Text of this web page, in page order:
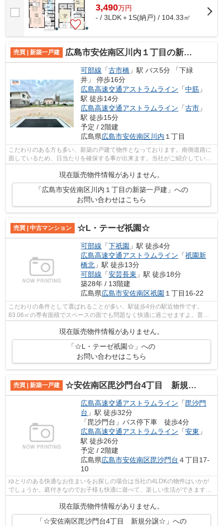
3,490万円
- / 3LDK＋1S(納戸) / 104.33㎡
売買 | 新築一戸建 広島市安佐南区川内１丁目の新築一戸建
可部線 「古市橋 」駅 バス5分 「下緑
井」 停歩16分
広島高速交通アストラムライン 「中筋 」
駅 徒歩14分
広島高速交通アストラムライン 「古市 」
駅 徒歩15分
予定 / 2階建
広島県広島市安佐南区川内 １丁目
こだわりのある方も多い、新築の戸建て物件となっております。南側道路に
面しているため、日当たりを確保する事が出来ます。当社がご紹介している
物件なら、きっと満足していただける...
現在販売物件情報がありません。
「広島市安佐南区川内１丁目の新築一戸建」への
お問い合わせはこちら
売買 | 中古マンション ☆L・テーゼ祇園☆
可部線 「下祇園 」駅 徒歩4分
広島高速交通アストラムライン 「祇園新
橋北 」駅 徒歩13分
可部線 「安芸長束 」駅 徒歩18分
築28年 / 13階建
広島県広島市安佐南区祇園 １丁目16-22
こだわりの条件として選ばれることが多い、駅徒歩4分の駅近物件です。
83.06㎡の専有面積でスペースの面でも問題なく快適に過ごせますよ。普段
現在販売物件情報がありません。
「☆L・テーゼ祇園☆」への
お問い合わせはこちら
売買 | 新築一戸建 ☆安佐南区毘沙門台4丁目 新規分譲☆
広島高速交通アストラムライン 「毘沙門
台 」駅 徒歩32分
「毘沙門台」バス停下車 徒歩4分
広島高速交通アストラムライン 「安東 」
駅 徒歩26分
予定 / 2階建
広島県広島市安佐南区毘沙門台 ４丁目17-
10
ゆとりのある快適なお住まいをお探しの場合は当社の4LDKの物件はいかが
でしょうか。庭付きなのでお子様も快適に遊べて、楽しい生活ができます。
現在販売物件情報がありません。
「☆安佐南区毘沙門台4丁目 新規分譲☆」への